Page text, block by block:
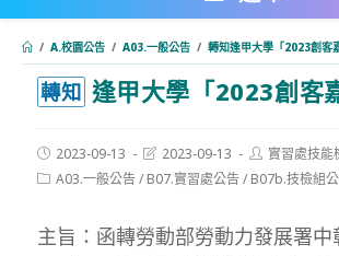
/ A.校園公告 / A03.一般公告 / 轉知逢甲大學「2023創客
轉知 逢甲大學「2023創客
Post
published:
2023-09-13
Post
modified:
2023-09-13
Post
author:
實習處技能
PostA03.一般公告/ B07.實習處公告/ B07b.技檢組
主旨：函轉勞動部勞動力發展署